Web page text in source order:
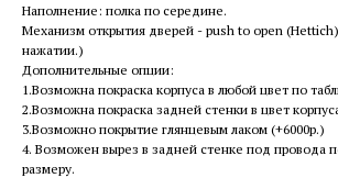
Наполнение: полка по середине.
Механизм открытия дверей - push to open
нажатии.)
Дополнительные опции:
1.Возможна покраска корпуса в любой цвет по
2.Возможна покраска задней стенки в цвет
3.Возможно покрытие глянцевым лаком (+6000р.)
4. Возможен вырез в задней стенке под провода
размеру.